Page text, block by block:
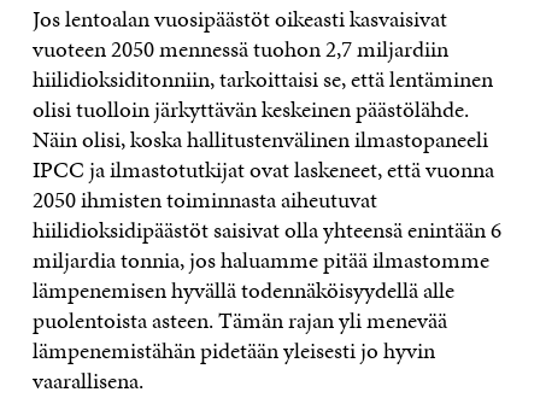
Jos lentoalan vuosipäästöt oikeasti kasvaisivat
vuoteen 2050 mennessä tuohon 2,7 miljardiin
hiilidioksiditonniin, tarkoittaisi se, että lentäminen
olisi tuolloin järkyttävän keskeinen päästölähde.
Näin olisi, koska hallitustenvälinen ilmastopaneeli
IPCC ja ilmastotutkijat ovat laskeneet, että vuonna
2050 ihmisten toiminnasta aiheutuvat
hiilidioksidipäästöt saisivat olla yhteensä enintään 6
miljardia tonnia, jos haluamme pitää ilmastomme
lämpenemisen hyvällä todennäköisyydellä alle
puolentoista asteen. Tämän rajan yli menevää
lämpenemistähän pidetään yleisesti jo hyvin
vaarallisena.